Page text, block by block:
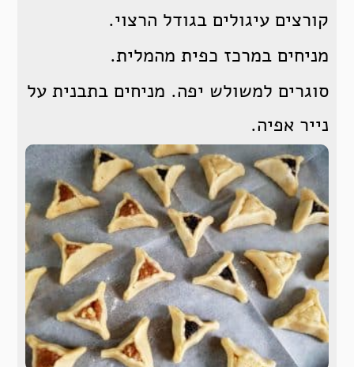
קורצים עיגולים בגודל הרצוי.
מניחים במרכז כפית מהמלית.
סוגרים למשולש יפה. מניחים בתבנית על
נייר אפיה.